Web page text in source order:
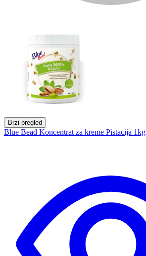
Brzi pregled
Blue Bead Koncentrat za kreme Pistacija 1kg